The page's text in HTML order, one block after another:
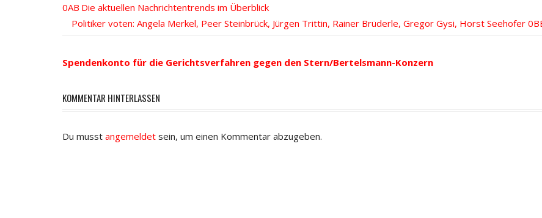
Beitrags-
Vorheriger
Beitrag:
Die aktuellen Nachrichtentrends im Überblick
Nächster
Politiker voten: Angela Merkel, Peer Steinbrück, Jürgen Trittin, Rainer Brüderle, Gregor Gysi, Horst Seehofer
Spendenkonto für die Gerichtsverfahren gegen den Stern/Bertelsmann-Konzern
KOMMENTAR HINTERLASSEN
Du musst angemeldet sein, um einen Kommentar abzugeben.